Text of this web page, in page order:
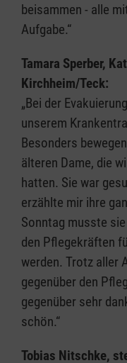
beisammen - alle
Aufgabe.“
Tamara Sperber,
Kirchheim/Teck:
„Bei der
unserem
Besonders
älteren Dame, die
hatten. Sie war
erzählte mir ihre
Sonntag musste
den Pflegekräften
werden. Trotz aller
gegenüber den
gegenüber sehr
schön.“
Tobias Nitschke,